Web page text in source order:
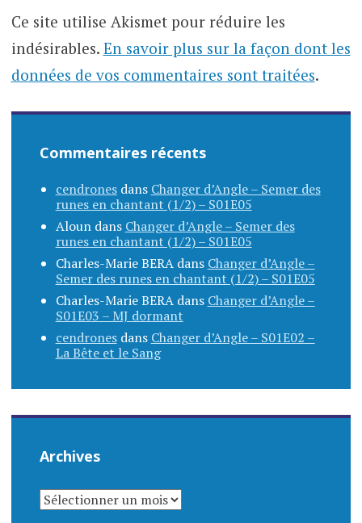
Ce site utilise Akismet pour réduire les
indésirables. En savoir plus sur la façon dont les
données de vos commentaires sont traitées.
Commentaires récents
cendronesdans Changer d’Angle – Semer des
runes en chantant (1/2) – S01E05
Aloundans Changer d’Angle – Semer des
runes en chantant (1/2) – S01E05
Charles-Marie BERAdans Changer d’Angle –
Semer des runes en chantant (1/2) – S01E05
Charles-Marie BERAdans Changer d’Angle –
S01E03 – MJ dormant
cendronesdans Changer d’Angle – S01E02 –
La Bête et le Sang
Archives
ARCHIVES